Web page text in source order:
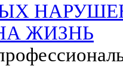
ЖИЗНЬ